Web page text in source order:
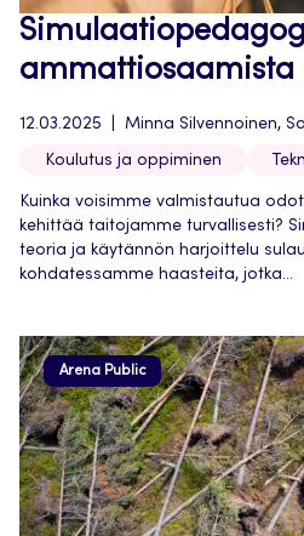
ammattiosaamista
12.03.2025 Minna Silvennoinen,
Koulutus ja oppiminen
Kuinka voisimme valmistautua
kehittää taitojamme turvallisesti?
teoria ja käytännön harjoittelu
kohdatessamme haasteita, jotka...
Arena Public